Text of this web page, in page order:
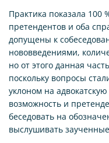
Практика показала 100
претендентов и оба
допущены к
нововведениями,
но от этого данная
поскольку вопросы
уклоном на
возможность и
беседовать на
выслушивать